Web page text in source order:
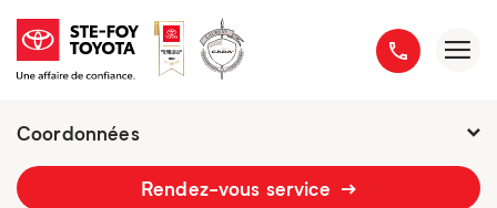
Coordonnées
Fermé : Ouverture-
Rendez-vous service